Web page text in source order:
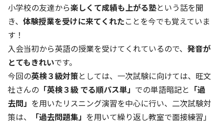
小学校の友達から楽しくて成績も上がる塾という話を聞
き、 体験授業を受けに来てくれたことを今でも覚えていま
す！
入会当初から英語の授業を受けてくれているので、 発音が
とてもきれいです。
今回の英検３級対策としては、一次試験に向けては、旺文
社さんの 「英検３級 でる順パス単」 での単語暗記と 「過
去問」 を用いたリスニング演習を中心に行い、二次試験対
策は、
「過去問題集」 を用いて繰り返し教室で面接練習」